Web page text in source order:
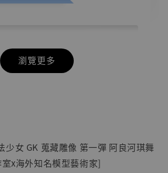
瀏覽更多
少女 GK 蒐藏雕像 第一彈 阿良河琪舞
x海外知名模型藝術家]